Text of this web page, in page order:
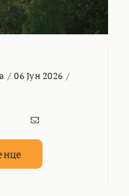
/ 06 Јун 2026 /